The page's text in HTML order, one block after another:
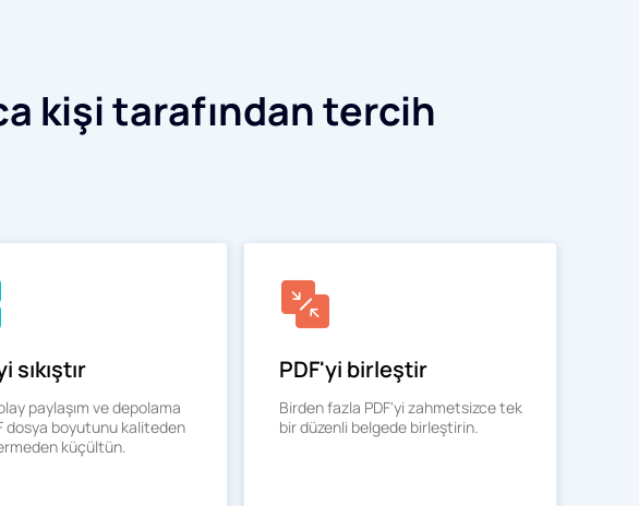
kişi tarafından tercih
sıkıştır
paylaşım ve depolama
dosya boyutunu kaliteden
küçültün.
PDF'yi birleştir
Birden fazla PDF'yi zahmetsizce tek
bir düzenli belgede birleştirin.